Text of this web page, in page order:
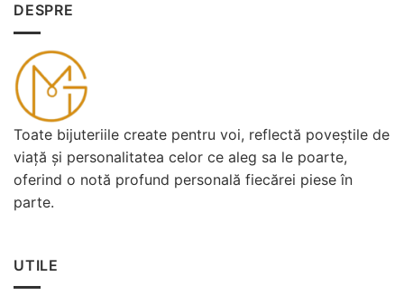
DESPRE
Toate bijuteriile create pentru voi, reflectă poveștile de
viață și personalitatea celor ce aleg sa le poarte,
oferind o notă profund personală fiecărei piese în
parte.
UTILE